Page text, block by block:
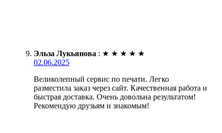
Эльза Лукьянова : ★ ★ ★ ★ ★
02.06.2025
Великолепный сервис по печати. Легко
разместила заказ через сайт. Качественная работа и
быстрая доставка. Очень довольна результатом!
Рекомендую друзьям и знакомым!